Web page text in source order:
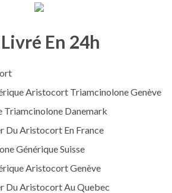
En 24h
Aristocort Triamcinolone Genève
Triamcinolone Danemark
Du Aristocort En France
Générique Suisse
Aristocort Genève
Du Aristocort Au Quebec